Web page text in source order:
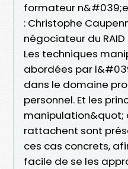
formateur
: Christophe
négociateur du
Les techniques
abordées par
dans le domaine
personnel. Et les
manipulation&quot;
rattachent sont
ces cas concrets,
facile de se les